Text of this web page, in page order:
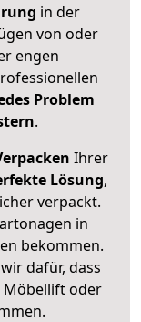
in der
von oder
engen
Problem
.
Ihrer
Lösung,
verpackt.
in
bekommen.
dafür, dass
Möbellift oder